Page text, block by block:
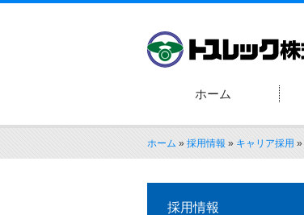
ホーム
ホーム » 採用情報 » キャリア採用 »
採用情報